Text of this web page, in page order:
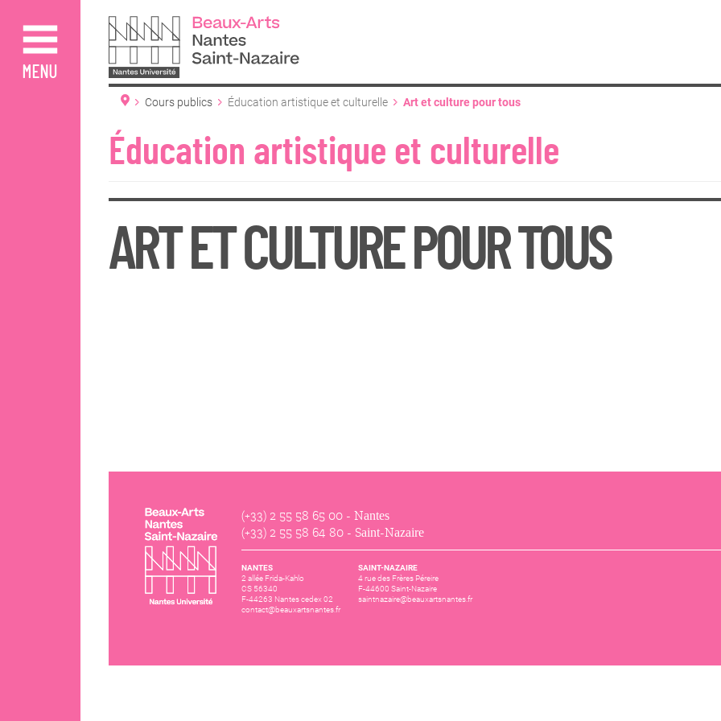
contenu
principal
MENU
Cours publics Éducation artistique et culturelle Art et culture pour tous
Éducation artistique et culturelle
ART ET CULTURE POUR TOUS
(+33) 2 55 58 65 00 - Nantes
(+33) 2 55 58 64 80 - Saint-Nazaire
NANTES
2 allée Frida-Kahlo
CS 56340
F-44263 Nantes cedex 02
contact@beauxartsnantes.fr
SAINT-NAZAIRE
4 rue des Frères Péreire
F-44600 Saint-Nazaire
saintnazaire@beauxartsnantes.fr